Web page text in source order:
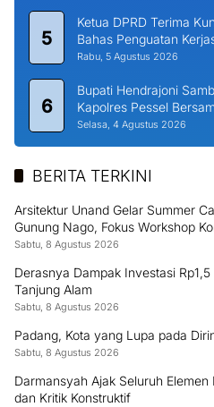
5
Ketua DPRD Terima
Bahas Penguatan
Rabu, 5 Agustus 2026
6
Bupati Hendrajoni
Kapolres Pessel
Selasa, 4 Agustus 2026
BERITA TERKINI
Arsitektur Unand Gelar Summer
Gunung Nago, Fokus Workshop
Kayu
Sabtu, 8 Agustus 2026
Derasnya Dampak Investasi
Tanjung Alam
Sabtu, 8 Agustus 2026
Padang, Kota yang Lupa pada
Sabtu, 8 Agustus 2026
Darmansyah Ajak Seluruh
dan Kritik Konstruktif